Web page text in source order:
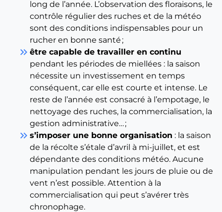
long de l’année. L’observation des floraisons, le
contrôle régulier des ruches et de la météo
sont des conditions indispensables pour un
rucher en bonne santé ;
keyboard_double_arrow_right être capable de travailler en continu
pendant les périodes de miellées : la saison
nécessite un investissement en temps
conséquent, car elle est courte et intense. Le
reste de l’année est consacré à l’empotage, le
nettoyage des ruches, la commercialisation, la
gestion administrative… ;
keyboard_double_arrow_right s’imposer une bonne organisation : la saison
de la récolte s’étale d’avril à mi-juillet, et est
dépendante des conditions météo. Aucune
manipulation pendant les jours de pluie ou de
vent n’est possible. Attention à la
commercialisation qui peut s’avérer très
chronophage.